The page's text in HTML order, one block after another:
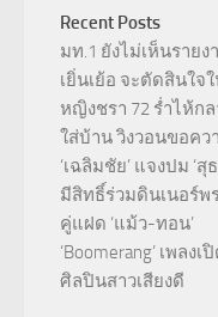
Recent Posts
มท.1 ยังไม่เห็นรายง
เยิ่นเย้อ จะตัดสินใจ
หญิงชรา 72 ร่ำไห้ก
ใส่บ้าน วิงวอนขอคว
‘เฉลิมชัย’ แจงปม ‘
มีสิทธิ์ร่วมดินเนอร์พ
คู่แฝด ‘แม้ว-ทอน’
‘Boomerang’ เพลงเ
ศิลปินสาวเสียงดี